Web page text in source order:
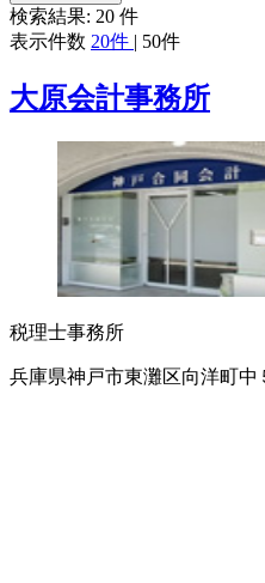
検索結果: 20 件
表示件数 20件 | 50件
大原会計事務所
税理士事務所
兵庫県神戸市東灘区向洋町中